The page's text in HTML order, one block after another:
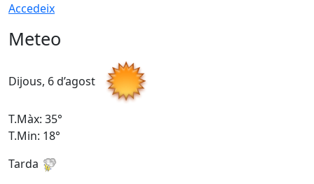
Accedeix
Meteo
Dijous, 6 d’agost
T.Màx: 35°
T.Min: 18°
Tarda